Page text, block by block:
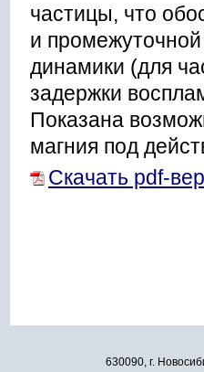
частицы, что
и
динамики (для
задержки
Показана
магния под
Скачать pdf-
630090, г.